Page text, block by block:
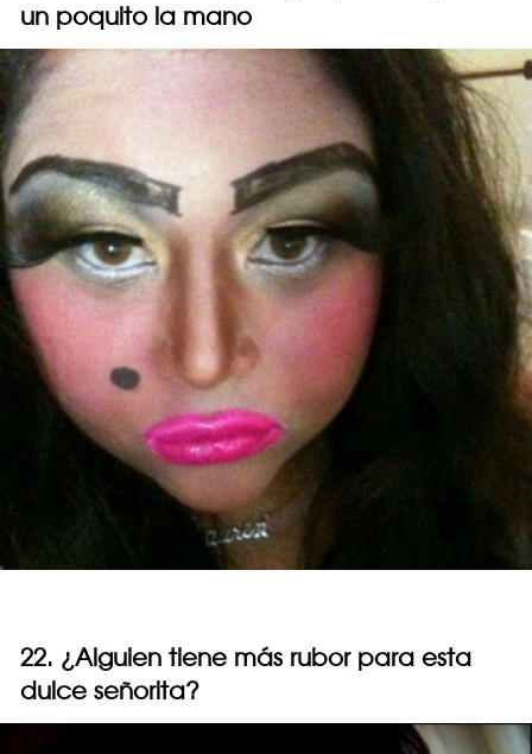
un poquito la mano
22. ¿Alguien tiene más rubor para esta
dulce señorita?